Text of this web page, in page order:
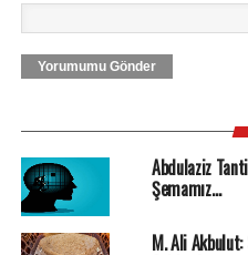
Yorumumu Gönder
Abdulaziz
Şemamız…
M. Ali